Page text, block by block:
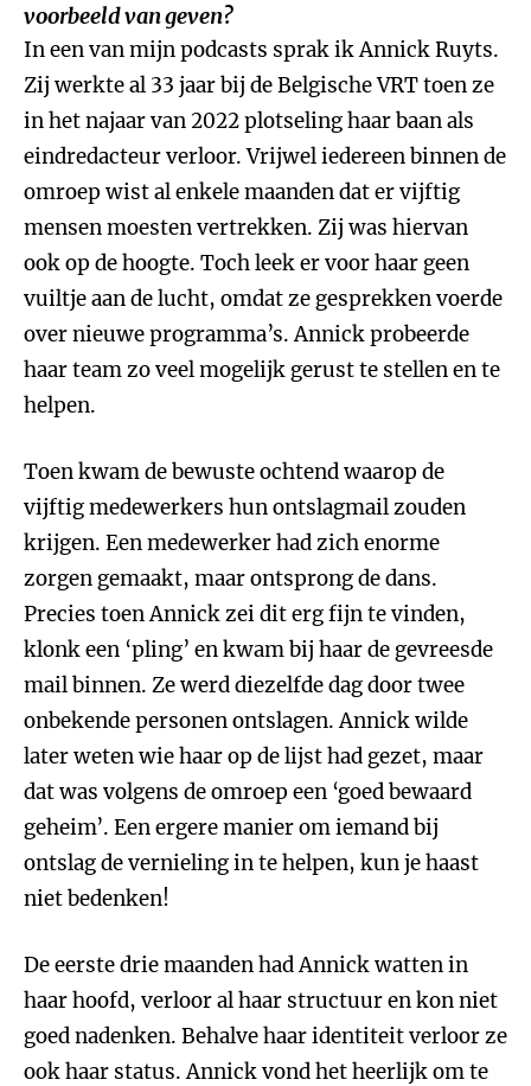
voorbeeld van geven?
In een van mijn podcasts sprak ik Annick Ruyts.
Zij werkte al 33 jaar bij de Belgische VRT toen ze
in het najaar van 2022 plotseling haar baan als
eindredacteur verloor. Vrijwel iedereen binnen de
omroep wist al enkele maanden dat er vijftig
mensen moesten vertrekken. Zij was hiervan
ook op de hoogte. Toch leek er voor haar geen
vuiltje aan de lucht, omdat ze gesprekken voerde
over nieuwe programma’s. Annick probeerde
haar team zo veel mogelijk gerust te stellen en te
helpen.
Toen kwam de bewuste ochtend waarop de
vijftig medewerkers hun ontslagmail zouden
krijgen. Een medewerker had zich enorme
zorgen gemaakt, maar ontsprong de dans.
Precies toen Annick zei dit erg fijn te vinden,
klonk een ‘pling’ en kwam bij haar de gevreesde
mail binnen. Ze werd diezelfde dag door twee
onbekende personen ontslagen. Annick wilde
later weten wie haar op de lijst had gezet, maar
dat was volgens de omroep een ‘goed bewaard
geheim’. Een ergere manier om iemand bij
ontslag de vernieling in te helpen, kun je haast
niet bedenken!
De eerste drie maanden had Annick watten in
haar hoofd, verloor al haar structuur en kon niet
goed nadenken. Behalve haar identiteit verloor ze
ook haar status. Annick vond het heerlijk om te